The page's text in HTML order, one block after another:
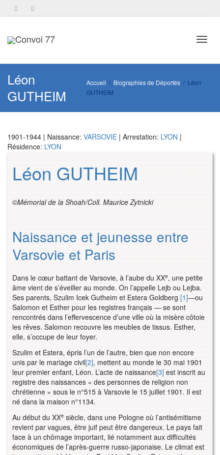
Léon
GUTHEIM
Accueil Biographies de Déportés
Léon
GUTHEIM
1901-1944 | Naissance: VARSOVIE | Arrestation: LYON |
Résidence: LYON
Léon GUTHEIM
©Mémorial de la Shoah/Coll. Maurice Zytnicki
Naissance et jeunesse entre
Varsovie et Paris
Dans le cœur battant de Varsovie, à l’aube du XXe, une petite
âme vient de s’éveiller au monde. On l’appelle Lejb ou Lejba.
Ses parents, Szulim Icek Gutheim et Estera Goldberg [1]—ou
Salomon et Esther pour les registres français — se sont
rencontrés dans l’effervescence d’une ville où la misère côtoie
les rêves. Salomon recouvre les meubles de tissus. Esther,
elle, s’occupe de leur foyer.
Szulim et Estera, épris l’un de l’autre, bien que non encore
unis par le mariage civil[2], mettent au monde le 30 mai 1901
leur premier enfant, Léon. L’acte de naissance[3] est inscrit au
registre des naissances « des personnes de religion non
chrétienne » sous le n°515 à Varsovie le 15 juillet 1901. Il est
né dans la maison n°1134.
Au début du XXe siècle, dans une Pologne où l’antisémitisme
revient par vagues, être juif peut être dangereux. Le pays fait
face à un chômage important, lié notamment aux difficultés
économiques de l’après-guerre russo-japonaise. Le climat est